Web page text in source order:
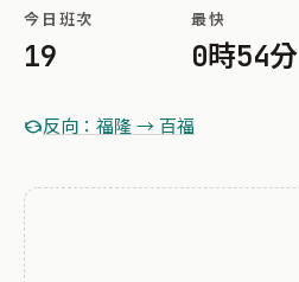
今日班次
19
最快
0時54分
反向：福隆 → 百福